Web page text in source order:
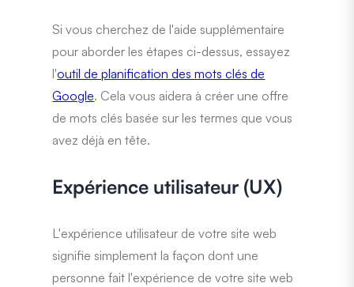
Si vous cherchez de l'aide supplémentaire
pour aborder les étapes ci-dessus, essayez
l'outil de planification des mots clés de
Google. Cela vous aidera à créer une offre
de mots clés basée sur les termes que vous
avez déjà en tête.
Expérience utilisateur (UX)
L'expérience utilisateur de votre site web
signifie simplement la façon dont une
personne fait l'expérience de votre site web